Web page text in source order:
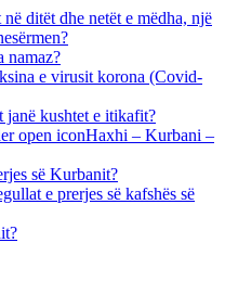
ditët dhe netët e mëdha, një
namaz?
e virusit korona (Covid-
janë kushtet e itikafit?
Haxhi – Kurbani –
së Kurbanit?
e prerjes së kafshës së